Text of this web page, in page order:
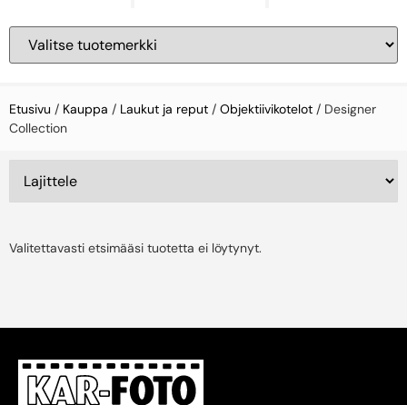
Etusivu / Kauppa / Laukut ja reput / Objektiivikotelot / Designer
Collection
Valitettavasti etsimääsi tuotetta ei löytynyt.